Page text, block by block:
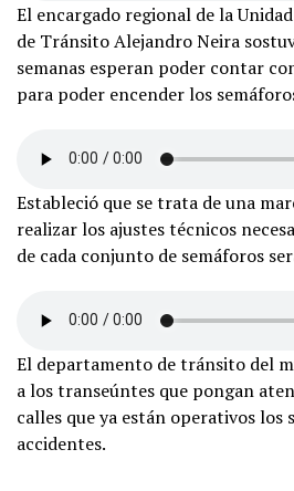
El encargado regional de la
de Tránsito Alejandro Neira
semanas esperan poder contar
para poder encender los
Estableció que se trata de una
realizar los ajustes técnicos
de cada conjunto de semáforos
El departamento de tránsito del
a los transeúntes que pongan
calles que ya están operativos los
accidentes.